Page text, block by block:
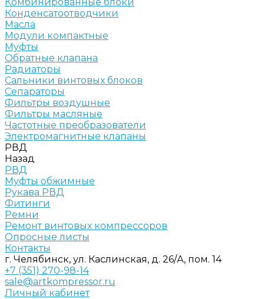
Конденсатоотводчики
Масла
Модули компактные
Муфты
Обратные клапана
Радиаторы
Сальники винтовых блоков
Сепараторы
Фильтры воздушные
Фильтры масляные
Частотные преобразователи
Электромагнитные клапаны
РВД
Назад
РВД
Муфты обжимные
Рукава РВД
Фитинги
Ремни
Ремонт винтовых компрессоров
Опросные листы
Контакты
г. Челябинск, ул. Каслинская, д. 26/А, пом. 14
+7 (351) 270-98-14
sale@artkompressor.ru
Личный кабинет